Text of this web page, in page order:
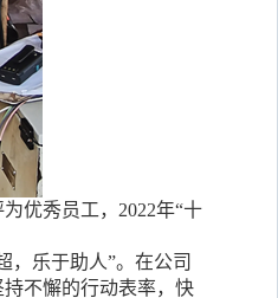
优秀员工，2022年“十
，乐于助人”。在公司
不懈的行动表率，快